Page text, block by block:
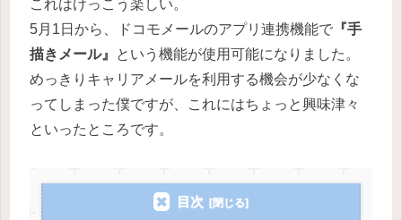
これはけっこう楽しい。
5月1日から、ドコモメールのアプリ連携機能で 『手
描きメール』
という機能が使用可能になりました。
めっきりキャリアメールを利用する機会が少なくな
ってしまった僕ですが、これにはちょっと興味津々
といったところです。
目次